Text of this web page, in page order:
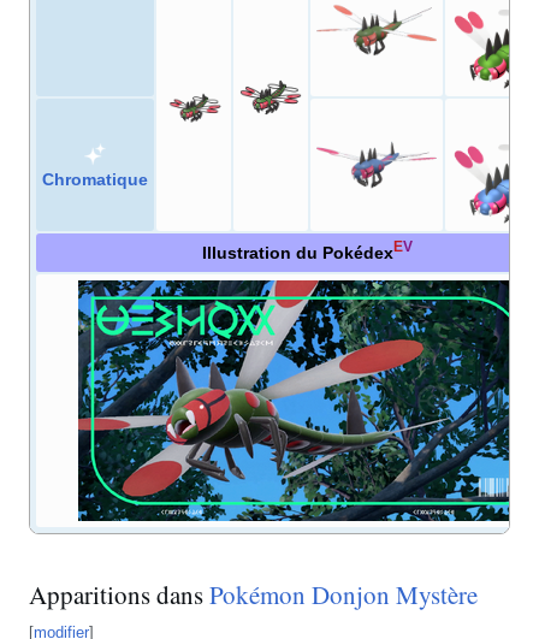
Chromatique
Illustration du PokédexEV
Apparitions dansPokémon Donjon Mystère
[modifier]